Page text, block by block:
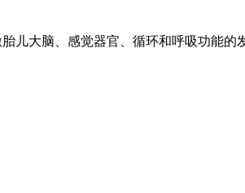
儿大脑、感觉器官、循环和呼吸功能的